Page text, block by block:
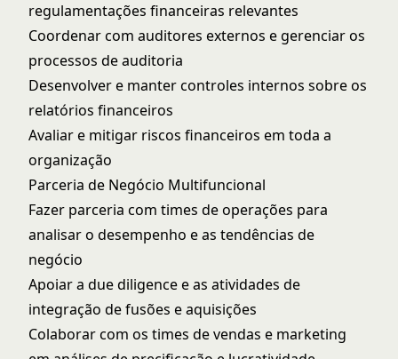
regulamentações financeiras relevantes
Coordenar com auditores externos e gerenciar os
processos de auditoria
Desenvolver e manter controles internos sobre os
relatórios financeiros
Avaliar e mitigar riscos financeiros em toda a
organização
Parceria de Negócio Multifuncional
Fazer parceria com times de operações para
analisar o desempenho e as tendências de
negócio
Apoiar a due diligence e as atividades de
integração de fusões e aquisições
Colaborar com os times de vendas e marketing